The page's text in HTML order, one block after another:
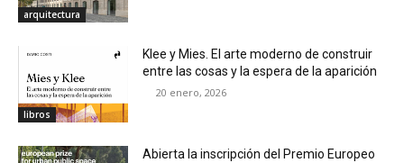
arquitectura
libros
Klee y Mies. El arte moderno de construir
entre las cosas y la espera de la aparición
20 enero, 2026
Abierta la inscripción del Premio Europeo